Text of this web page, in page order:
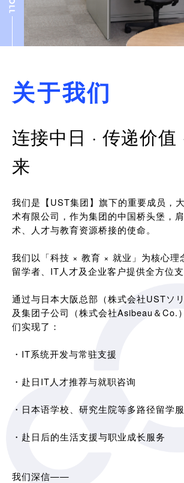
关于我们
连接中日 · 传递价值
来
我们是【UST集团】旗下的重要成员，
术有限公司，作为集团的中国桥头堡，
术、人才与教育资源桥接的使命。
我们以「科技 × 教育 × 就业」为核心理
留学者、IT人才及企业客户提供全方位支
通过与日本大阪总部（株式会社USTソ
及集团子公司（株式会社Asibeau＆Co.
们实现了：
・IT系统开发与常驻支援
・赴日IT人才推荐与就职咨询
・日本语学校、研究生院等多路径留学
・赴日后的生活支援与职业成长服务
我们深信——